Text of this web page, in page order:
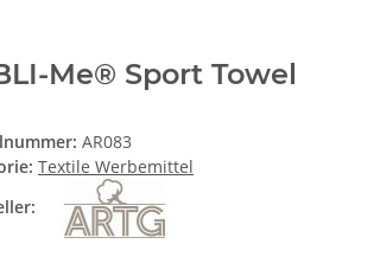
Me® Sport Towel
AR083
Textile Werbemittel